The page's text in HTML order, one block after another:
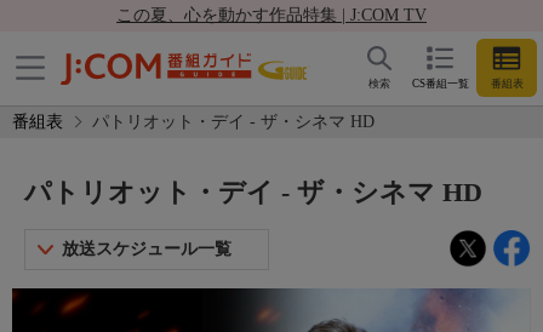
この夏、心を動かす作品特集 | J:COM TV
CS番組一覧 番組表
検索
番組表 パトリオット・デイ - ザ・シネマ HD
パトリオット・デイ - ザ・シネマ HD
放送スケジュール一覧